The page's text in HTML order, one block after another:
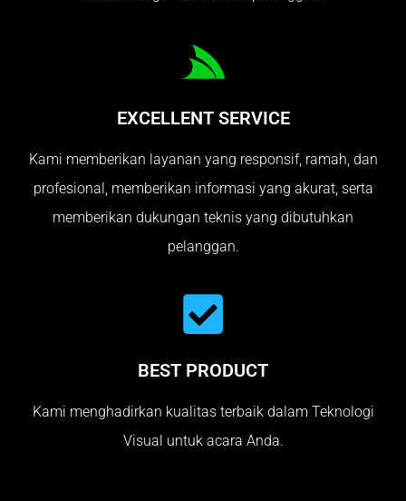
EXCELLENT SERVICE
Kami memberikan layanan yang responsif, ramah, dan
profesional, memberikan informasi yang akurat, serta
memberikan dukungan teknis yang dibutuhkan
pelanggan.
BEST PRODUCT
Kami menghadirkan kualitas terbaik dalam Teknologi
Visual untuk acara Anda.